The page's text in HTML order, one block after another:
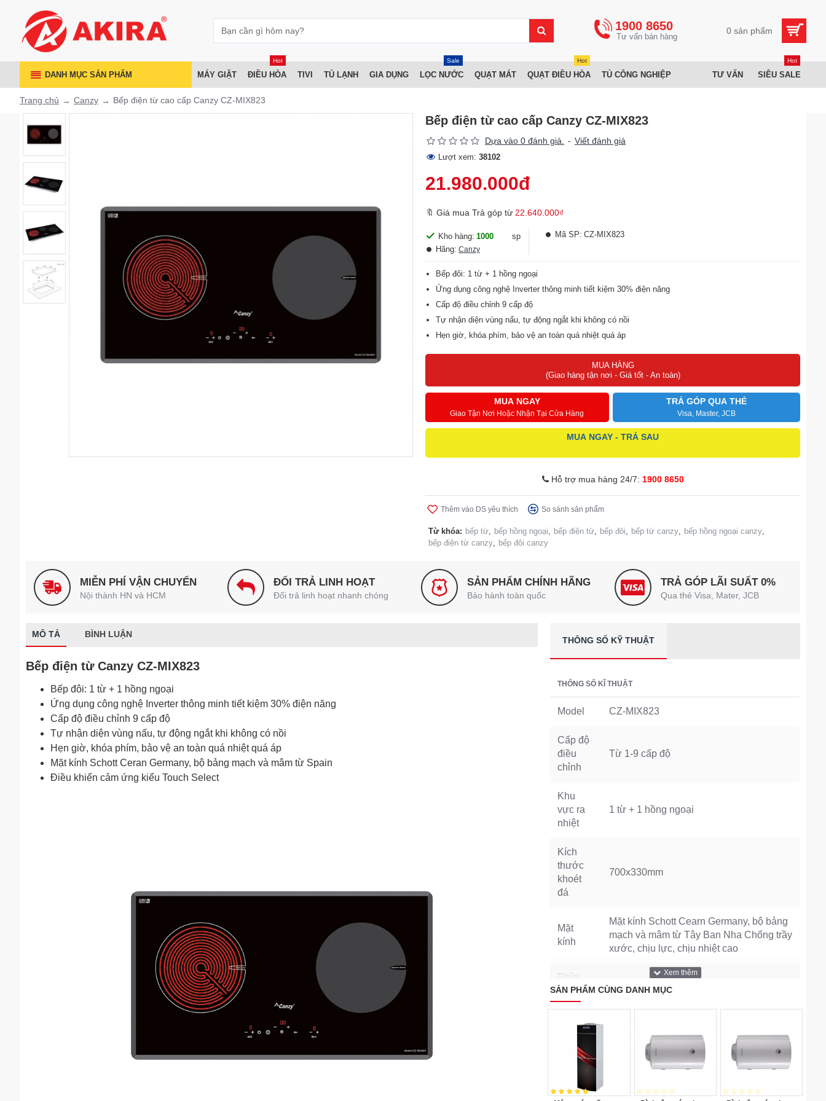
1900 8650 0 sản phẩm
DANH MỤC SẢN PHẨM MÁY GIẶT ĐIỀU HÒA
Hot
TIVI TỦ LẠNH GIA DỤNG LỌC NƯỚC
Sale
QUẠT MÁT QUẠT ĐIỀU HÒA
Hot
TỦ CÔNG NGHIỆP TƯ VẤN SIÊU SALE
Hot
Trang chủ Canzy Bếp điện từ cao cấp Canzy CZ-MIX823
Bếp điện từ cao cấp Canzy CZ-MIX823
Dựa vào 0 đánh giá. - Viết đánh giá
Lượt xem: 38102
21.980.000đ
🔖 Giá mua Trả góp từ 22.640.000₫
Kho hàng: 1000
sp
Hãng: Canzy
Mã SP: CZ-MIX823
Bếp đôi: 1 từ + 1 hồng ngoại
Ứng dụng công nghệ Inverter thông minh tiết kiệm 30% điện năng
Cấp độ điều chỉnh 9 cấp độ
Tự nhận diện vùng nấu, tự động ngắt khi không có nồi
Hẹn giờ, khóa phím, bảo vệ an toàn quá nhiệt quá áp
MUA HÀNG
(Giao hàng tận nơi - Giá tốt - An toàn)
MUA NGAY
Giao Tận Nơi Hoặc Nhận Tại Cửa Hàng
TRẢ GÓP QUA THẺ
Visa, Master, JCB
MUA NGAY - TRẢ SAU
Hỗ trợ mua hàng 24/7: 1900 8650
Thêm vào DS yêu thích So sánh sản phẩm
Từ khóa: bếp từ, bếp hồng ngoại, bếp điện từ, bếp đôi, bếp từ canzy, bếp hồng ngoại canzy,
bếp điện từ canzy, bếp đôi canzy
MIỄN PHÍ VẬN CHUYỂN
Nội thành HN và HCM
ĐỔI TRẢ LINH HOẠT
Đổi trả linh hoạt nhanh chóng
SẢN PHẨM CHÍNH HÃNG
Bảo hành toàn quốc
TRẢ GÓP LÃI SUẤT 0%
Qua thẻ Visa, Mater, JCB
MÔ TẢ BÌNH LUẬN
Bếp điện từ Canzy CZ-MIX823
Bếp đôi: 1 từ + 1 hồng ngoại
Ứng dụng công nghệ Inverter thông minh tiết kiệm 30% điện năng
Cấp độ điều chỉnh 9 cấp độ
Tự nhận diện vùng nấu, tự động ngắt khi không có nồi
Hẹn giờ, khóa phím, bảo vệ an toàn quá nhiệt quá áp
Mặt kính Schott Ceran Germany, bộ bảng mạch và mâm từ Spain
Điều khiển cảm ứng kiểu Touch Select
THÔNG SỐ KỸ THUẬT
THỐNG SỐ KĨ THUẬT
Model CZ-MIX823
Cấp độ
điều
chỉnh
Từ 1-9 cấp độ
Khu
vực ra
nhiệt
1 từ + 1 hồng ngoại
Kích
thước
khoét
đá
700x330mm
Mặt
kính
Mặt kính Schott Cearn Germany, bộ bảng
mạch và mâm từ Tây Ban Nha Chống trầy
xước, chịu lực, chịu nhiệt cao
Phím
điều
khiển
Điều khiển cảm ứng kiểu phím bấm
Điện áp 220-240V, 50/60Hz
Công
tiêu thụ
Công suất bếp từ Booster: 2000W Công
SẢN PHẨM CÙNG DANH MỤC